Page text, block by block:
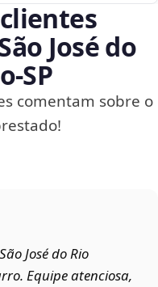
José do
comentam sobre o
José do Rio
Equipe atenciosa,